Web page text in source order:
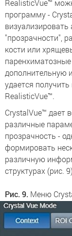
RealisticVue™
программу -
"прозрачности",
кости или
дополнительную
удается
RealisticVue™.
CrystalVue™ дает
различные
прозрачность -
формировать
различную
структурах (рис.
Рис. 9. Меню